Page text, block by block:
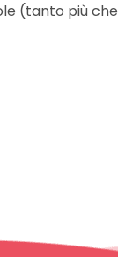
(tanto più che